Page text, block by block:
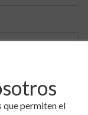
permiten el